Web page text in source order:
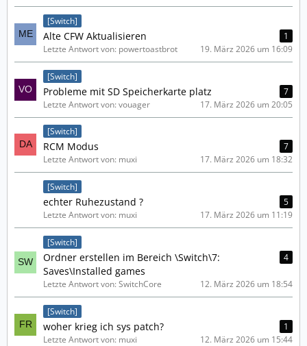
[Switch]
Alte CFW Aktualisieren
1
Letzte Antwort von: powertoastbrot
19. März 2026 um 16:09
[Switch]
Probleme mit SD Speicherkarte platz
7
Letzte Antwort von: vouager
17. März 2026 um 20:05
[Switch]
RCM Modus
7
Letzte Antwort von: muxi
17. März 2026 um 18:32
[Switch]
echter Ruhezustand ?
5
Letzte Antwort von: muxi
17. März 2026 um 11:19
[Switch]
Ordner erstellen im Bereich \Switch\7:
Saves\Installed games
4
Letzte Antwort von: SwitchCore 12. März 2026 um 18:54
[Switch]
woher krieg ich sys patch?
1
Letzte Antwort von: muxi
12. März 2026 um 15:44